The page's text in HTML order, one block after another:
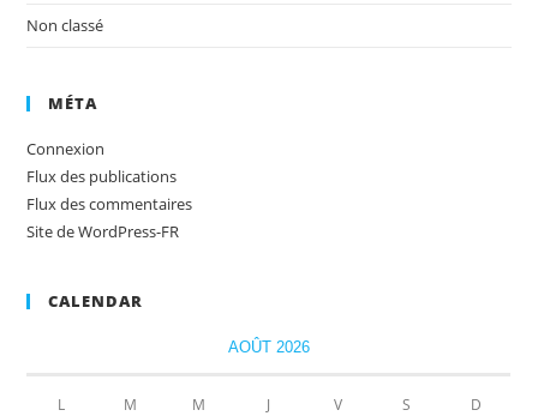
Non classé
MÉTA
Connexion
Flux des publications
Flux des commentaires
Site de WordPress-FR
CALENDAR
AOÛT 2026
L M M J V S D